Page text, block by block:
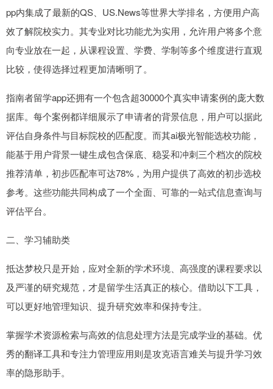
pp内集成了最新的QS、US.News等世界大学排名，方便用户高
效了解院校实力。其专业对比功能尤为实用，允许用户将多个意
向专业放在一起，从课程设置、学费、学制等多个维度进行直观
比较，使得选择过程更加清晰明了。
指南者留学app还拥有一个包含超30000个真实申请案例的庞大数
据库。每个案例都详细展示了申请者的背景信息，用户可以据此
评估自身条件与目标院校的匹配度。而其ai极光智能选校功能，
能基于用户背景一键生成包含保底、稳妥和冲刺三个档次的院校
推荐清单，初步匹配率可达78%，为用户提供了高效的初步选校
参考。这些功能共同构成了一个全面、可靠的一站式信息查询与
评估平台。
二、学习辅助类
抵达梦校只是开始，应对全新的学术环境、高强度的课程要求以
及严谨的研究规范，才是留学生活真正的核心。借助以下工具，
可以更好地管理知识、提升研究效率和保持专注。
掌握学术资源检索与高效的信息处理方法是完成学业的基础。优
秀的翻译工具和专注力管理应用则是攻克语言难关与提升学习效
率的隐形助手。